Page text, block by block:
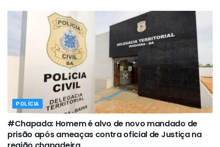
POLÍCIA
#Chapada: Homem é alvo de novo mandado de
prisão após ameaças contra oficial de Justiça na